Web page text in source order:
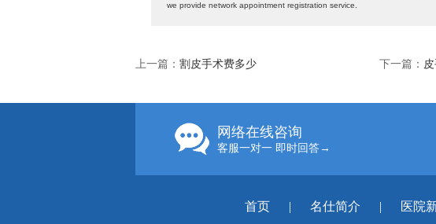
we provide network appointment registration service.
上一篇： 割皮手术费多少 下一篇：
网络在线咨询
客服一对一 即时回答→
首页 | 名仕简介 | 医院